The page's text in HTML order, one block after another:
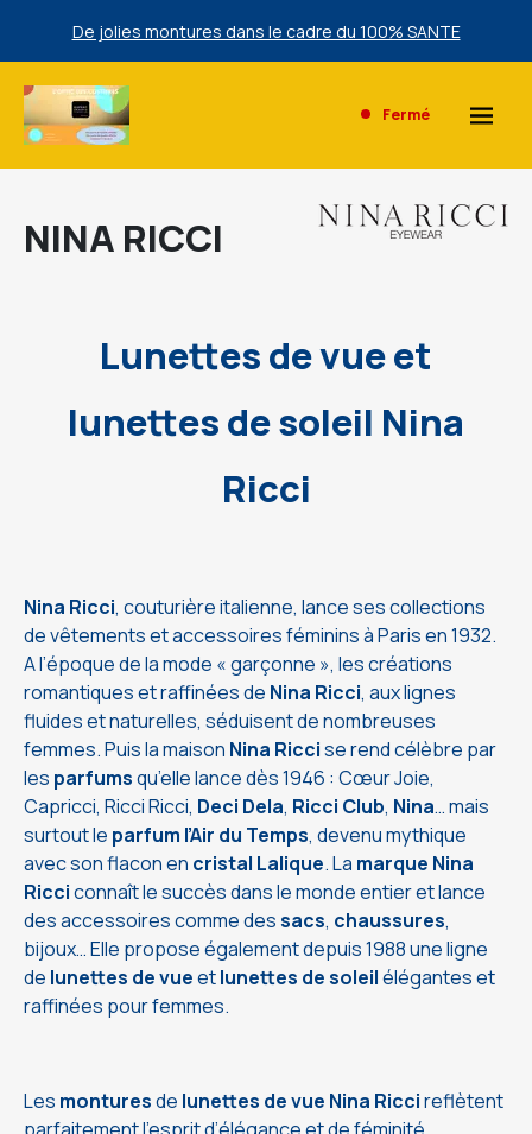
De jolies montures dans le cadre du 100% SANTE
Une sélection de lunettes de Soleil Ray Ban à prix bas
exclusivement en magasin.
Une sélection de lunettes de Soleil Ray Ban à prix bas
exclusivement en magasin.
Fermé
NINA RICCI
Lunettes de vue et
lunettes de soleil Nina
Ricci
Nina Ricci, couturière italienne, lance ses collections
de vêtements et accessoires féminins à Paris en 1932.
A l’époque de la mode « garçonne », les créations
romantiques et raffinées de Nina Ricci, aux lignes
fluides et naturelles, séduisent de nombreuses
femmes. Puis la maison Nina Riccise rend célèbre par
les parfumsqu’elle lance dès 1946 : Cœur Joie,
Capricci, Ricci Ricci, Deci Dela, Ricci Club, Nina… mais
surtout le parfum l’Air du Temps, devenu mythique
avec son flacon en cristal Lalique. La marque Nina
Ricciconnaît le succès dans le monde entier et lance
des accessoires comme dessacs, chaussures,
bijoux… Elle propose également depuis 1988 une ligne
de lunettes de vueetlunettes de soleilélégantes et
raffinées pour femmes.
Les monturesde lunettes de vue Nina Riccireflètent